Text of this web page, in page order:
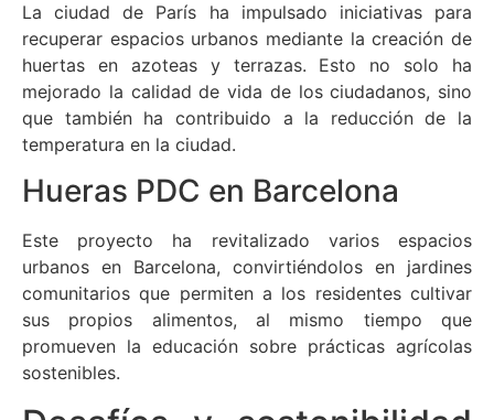
La ciudad de París ha impulsado iniciativas para
recuperar espacios urbanos mediante la creación de
huertas en azoteas y terrazas. Esto no solo ha
mejorado la calidad de vida de los ciudadanos, sino
que también ha contribuido a la reducción de la
temperatura en la ciudad.
Hueras PDC en Barcelona
Este proyecto ha revitalizado varios espacios
urbanos en Barcelona, convirtiéndolos en jardines
comunitarios que permiten a los residentes cultivar
sus propios alimentos, al mismo tiempo que
promueven la educación sobre prácticas agrícolas
sostenibles.